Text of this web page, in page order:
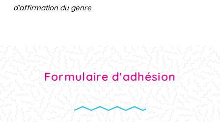
d’affirmation du genre
Formulaire d'adhésion